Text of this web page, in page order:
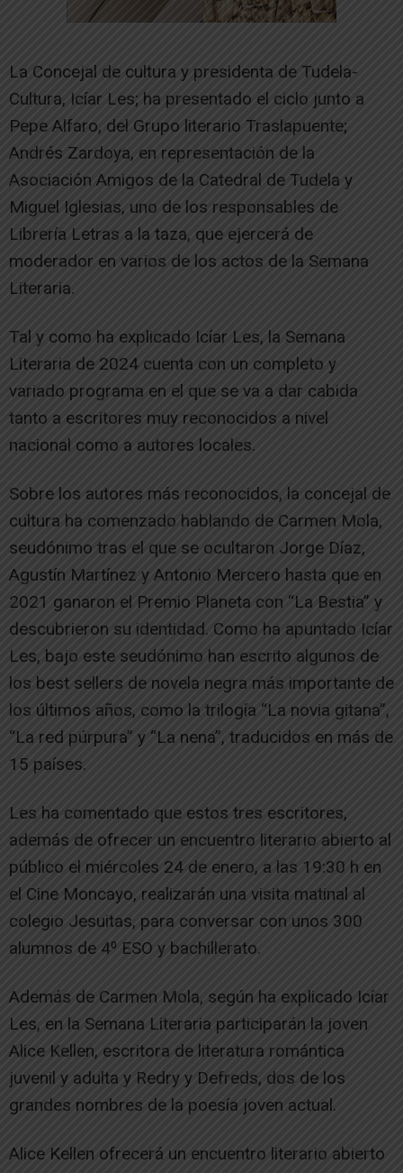
La Concejal de cultura y presidenta de Tudela-
Cultura, Icíar Les; ha presentado el ciclo junto a
Pepe Alfaro, del Grupo literario Traslapuente;
Andrés Zardoya, en representación de la
Asociación Amigos de la Catedral de Tudela y
Miguel Iglesias, uno de los responsables de
Librería Letras a la taza, que ejercerá de
moderador en varios de los actos de la Semana
Literaria.
Tal y como ha explicado Icíar Les, la Semana
Literaria de 2024 cuenta con un completo y
variado programa en el que se va a dar cabida
tanto a escritores muy reconocidos a nivel
nacional como a autores locales.
Sobre los autores más reconocidos, la concejal de
cultura ha comenzado hablando de Carmen Mola,
seudónimo tras el que se ocultaron Jorge Díaz,
Agustín Martínez y Antonio Mercero hasta que en
2021 ganaron el Premio Planeta con “La Bestia” y
descubrieron su identidad. Como ha apuntado Icíar
Les, bajo este seudónimo han escrito algunos de
los best sellers de novela negra más importante de
los últimos años, como la trilogía “La novia gitana”,
“La red púrpura” y “La nena”, traducidos en más de
15 países.
Les ha comentado que estos tres escritores,
además de ofrecer un encuentro literario abierto al
público el miércoles 24 de enero, a las 19:30 h en
el Cine Moncayo, realizarán una visita matinal al
colegio Jesuitas, para conversar con unos 300
alumnos de 4⁰ ESO y bachillerato.
Además de Carmen Mola, según ha explicado Icíar
Les, en la Semana Literaria participarán la joven
Alice Kellen, escritora de literatura romántica
juvenil y adulta y Redry y Defreds, dos de los
grandes nombres de la poesía joven actual.
Alice Kellen ofrecerá un encuentro literario abierto